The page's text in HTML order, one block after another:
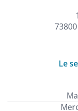
73800
Le